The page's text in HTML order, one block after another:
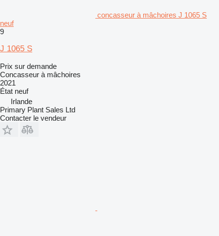
concasseur à mâchoires J 1065 S
neuf
9
J 1065 S
Prix sur demande
Concasseur à mâchoires
2021
État neuf
Irlande
Primary Plant Sales Ltd
Contacter le vendeur